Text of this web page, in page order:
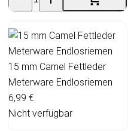
15 mm Camel Fettleder
Meterware Endlosriemen
6,99 €
Nicht verfügbar